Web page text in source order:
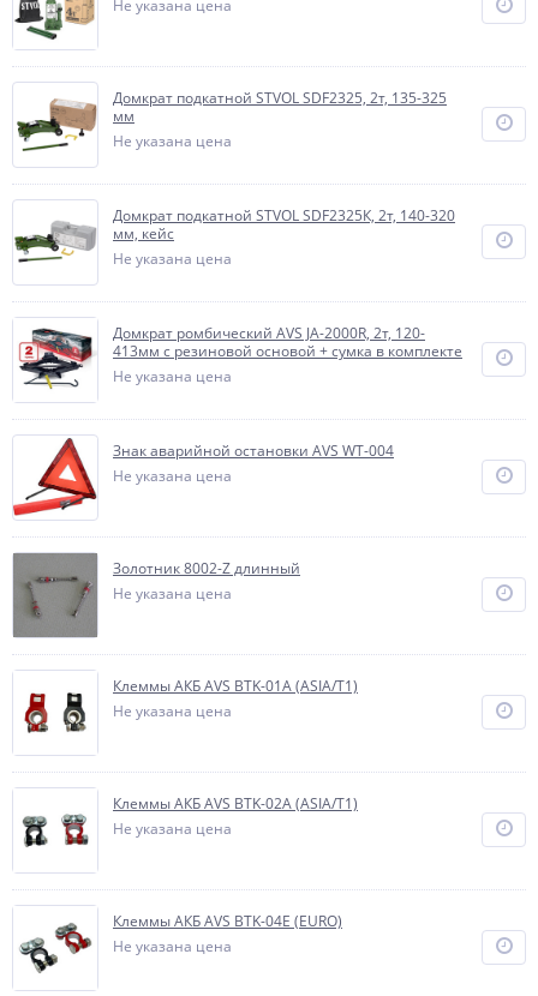
Не указана цена
Домкрат подкатной STVOL SDF2325, 2т, 135-325
мм
Не указана цена
Домкрат подкатной STVOL SDF2325К, 2т, 140-320
мм, кейс
Не указана цена
Домкрат ромбический AVS JA-2000R, 2т, 120-
413мм с резиновой основой + сумка в комплекте
Не указана цена
Знак аварийной остановки AVS WT-004
Не указана цена
Золотник 8002-Z длинный
Не указана цена
Клеммы АКБ AVS BTK-01A (ASIA/T1)
Не указана цена
Клеммы АКБ AVS BTK-02A (ASIA/T1)
Не указана цена
Клеммы АКБ AVS BTK-04E (EURO)
Не указана цена